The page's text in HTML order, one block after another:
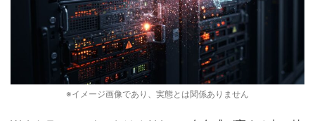
※イメージ画像であり、実態とは関係ありません